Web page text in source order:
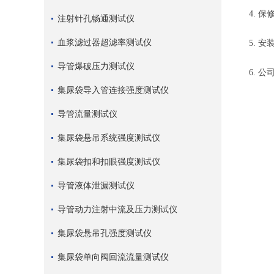
注射针孔畅通测试仪
血浆滤过器超滤率测试仪
导管爆破压力测试仪
集尿袋导入管连接强度测试仪
导管流量测试仪
集尿袋悬吊系统强度测试仪
集尿袋扣和扣眼强度测试仪
导管液体泄漏测试仪
导管动力注射中流及压力测试仪
集尿袋悬吊孔强度测试仪
集尿袋单向阀回流流量测试仪
4. 保
5. 安
6. 公